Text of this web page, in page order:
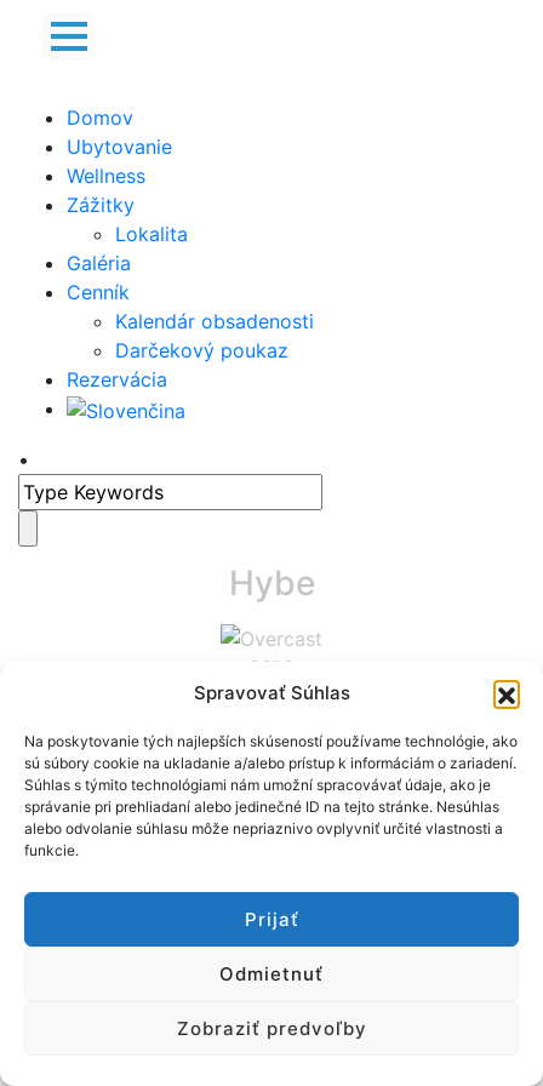
Spravovať Súhlas
Na poskytovanie tých najlepších skúseností používame technológie, ako
sú súbory cookie na ukladanie a/alebo prístup k informáciám o zariadení.
Súhlas s týmito technológiami nám umožní spracovávať údaje, ako je
správanie pri prehliadaní alebo jedinečné ID na tejto stránke. Nesúhlas
alebo odvolanie súhlasu môže nepriaznivo ovplyvniť určité vlastnosti a
funkcie.
Prijať
Odmietnuť
Zobraziť predvoľby
Domov
Ubytovanie
Wellness
Zážitky
Lokalita
Galéria
Cenník
Kalendár obsadenosti
Darčekový poukaz
Rezervácia
•
Prihláste sa na odber noviniek:
Hybe
28°C
vietor: 2 m/s W